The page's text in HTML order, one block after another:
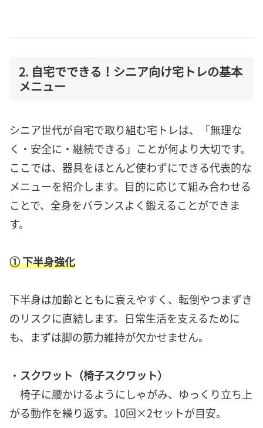
2. 自宅でできる！シニア向け宅トレの基本
メニュー
シニア世代が自宅で取り組む宅トレは、「無理な
く・安全に・継続できる」ことが何より大切です。
ここでは、器具をほとんど使わずにできる代表的な
メニューを紹介します。目的に応じて組み合わせる
ことで、全身をバランスよく鍛えることができま
す。
① 下半身強化
下半身は加齢とともに衰えやすく、転倒やつまずき
のリスクに直結します。日常生活を支えるために
も、まずは脚の筋力維持が欠かせません。
・ スクワット（椅子スクワット）
椅子に腰かけるようにしゃがみ、ゆっくり立ち上
がる動作を繰り返す。10回×2セットが目安。